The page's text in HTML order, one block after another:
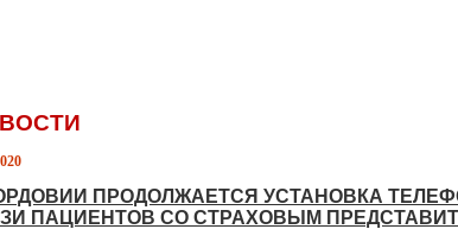
ПРОДОЛЖАЕТСЯ УСТАНОВКА
ПАЦИЕНТОВ СО СТРАХОВЫМ